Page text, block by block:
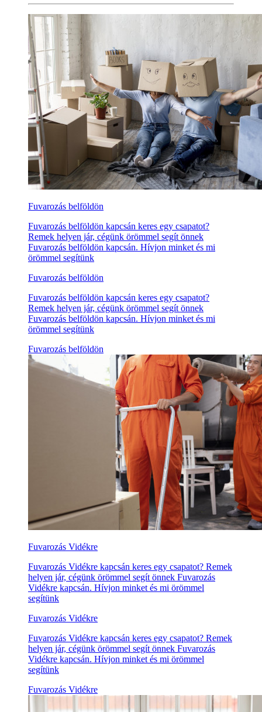
Fuvarozás belföldön
Fuvarozás belföldön kapcsán keres egy csapatot?
Remek helyen jár, cégünk örömmel segít önnek
Fuvarozás belföldön kapcsán. Hívjon minket és mi
örömmel segítünk
Fuvarozás belföldön
Fuvarozás belföldön kapcsán keres egy csapatot?
Remek helyen jár, cégünk örömmel segít önnek
Fuvarozás belföldön kapcsán. Hívjon minket és mi
örömmel segítünk
Fuvarozás belföldön
Fuvarozás Vidékre
Fuvarozás Vidékre kapcsán keres egy csapatot? Remek
helyen jár, cégünk örömmel segít önnek Fuvarozás
Vidékre kapcsán. Hívjon minket és mi örömmel
segítünk
Fuvarozás Vidékre
Fuvarozás Vidékre kapcsán keres egy csapatot? Remek
helyen jár, cégünk örömmel segít önnek Fuvarozás
Vidékre kapcsán. Hívjon minket és mi örömmel
segítünk
Fuvarozás Vidékre